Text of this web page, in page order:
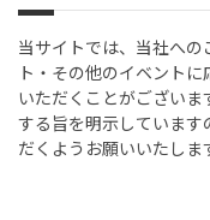
当サイトでは、当社へ
ト・その他のイベント
いただくことがござい
する旨を明示していま
だくようお願いいたしま